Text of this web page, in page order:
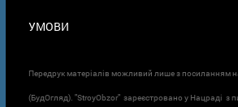
УМОВИ
Передрук матеріалів можливий лише з посиланням
(БудОгляд). "StroyObzor" зареєстровано у Нацраді з